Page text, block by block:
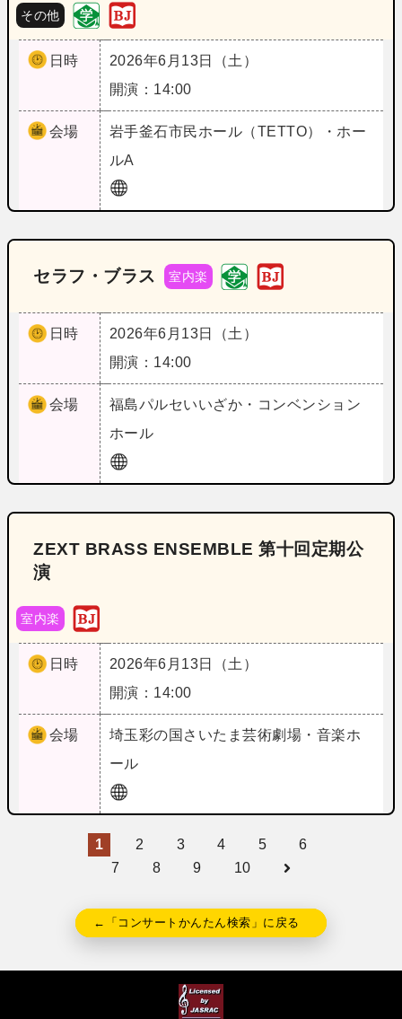
その他
日時
2026年6月13日（土）
開演：14:00
会場 岩手釜石市民ホール（TETTO）・ホー
ルA
セラフ・ブラス 室内楽
日時
2026年6月13日（土）
開演：14:00
会場 福島パルセいいざか・コンベンション
ホール
ZEXT BRASS ENSEMBLE 第十回定期公
演
室内楽
日時
2026年6月13日（土）
開演：14:00
会場 埼玉彩の国さいたま芸術劇場・音楽ホ
ール
1 2 3 4 5
6
7
8 9 10
←「コンサートかんたん検索」に戻る